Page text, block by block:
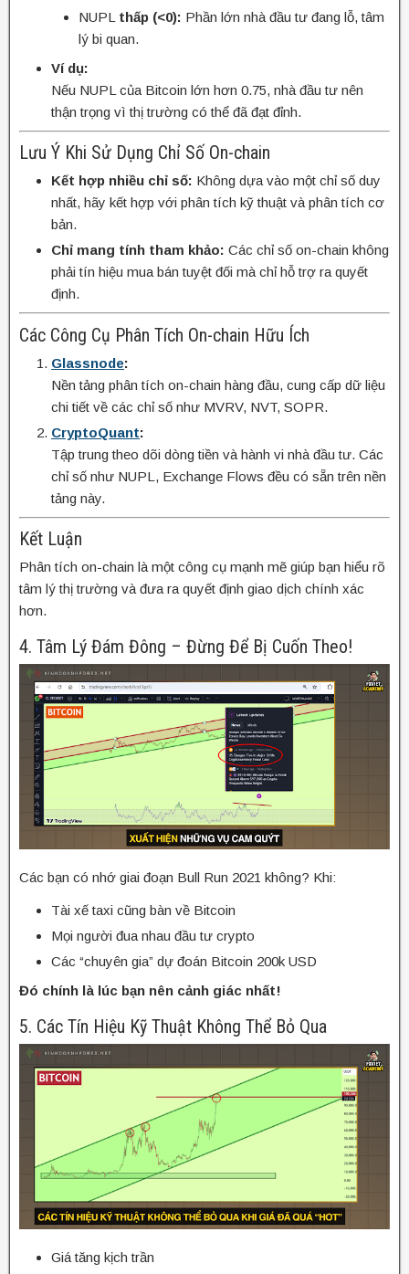
NUPL thấp (<0): Phần lớn nhà đầu tư đang lỗ, tâm
lý bi quan.
Ví dụ:
Nếu NUPL của Bitcoin lớn hơn 0.75, nhà đầu tư nên
thận trọng vì thị trường có thể đã đạt đỉnh.
Lưu Ý Khi Sử Dụng Chỉ Số On-chain
Kết hợp nhiều chỉ số: Không dựa vào một chỉ số duy
nhất, hãy kết hợp với phân tích kỹ thuật và phân tích cơ
bản.
Chỉ mang tính tham khảo: Các chỉ số on-chain không
phải tín hiệu mua bán tuyệt đối mà chỉ hỗ trợ ra quyết
định.
Các Công Cụ Phân Tích On-chain Hữu Ích
Glassnode:
Nền tảng phân tích on-chain hàng đầu, cung cấp dữ liệu
chi tiết về các chỉ số như MVRV, NVT, SOPR.
CryptoQuant:
Tập trung theo dõi dòng tiền và hành vi nhà đầu tư. Các
chỉ số như NUPL, Exchange Flows đều có sẵn trên nền
tảng này.
Kết Luận
Phân tích on-chain là một công cụ mạnh mẽ giúp bạn hiểu rõ
tâm lý thị trường và đưa ra quyết định giao dịch chính xác
hơn.
4. Tâm Lý Đám Đông – Đừng Để Bị Cuốn Theo!
Các bạn có nhớ giai đoạn Bull Run 2021 không? Khi:
Tài xế taxi cũng bàn về Bitcoin
Mọi người đua nhau đầu tư crypto
Các “chuyên gia” dự đoán Bitcoin 200k USD
Đó chính là lúc bạn nên cảnh giác nhất!
5. Các Tín Hiệu Kỹ Thuật Không Thể Bỏ Qua
Giá tăng kịch trần